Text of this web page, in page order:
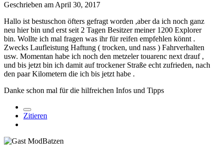
Geschrieben am April 30, 2017
Hallo ist bestuschon öfters gefragt worden ,aber da ich noch ganz
neu hier bin und erst seit 2 Tagen Besitzer meiner 1200 Explorer
bin. Wollte ich mal fragen was ihr für reifen empfehlen könnt .
Zwecks Laufleistung Haftung ( trocken, und nass ) Fahrverhalten
usw. Momentan habe ich noch den metzeler touarenc next drauf ,
und bis jetzt bin ich damit auf trockener Straße echt zufrieden, nach
den paar Kilometern die ich bis jetzt habe .
Danke schon mal für die hilfreichen Infos und Tipps
Zitieren